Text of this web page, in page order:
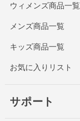
ウィメンズ商品一覧
メンズ商品一覧
キッズ商品一覧
お気に入りリスト
サポート